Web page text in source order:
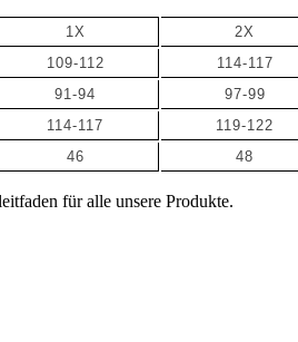
1X 2X
109-112 114-117
91-94 97-99
114-117 119-122
46 48
für alle unsere Produkte.